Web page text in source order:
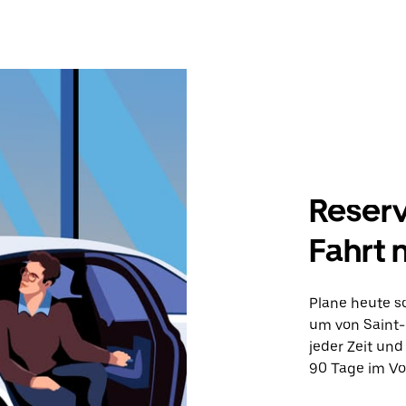
Fahrt
Plane heute
um von
jeder Zeit
90 Tage im